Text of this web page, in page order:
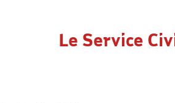
Le Service